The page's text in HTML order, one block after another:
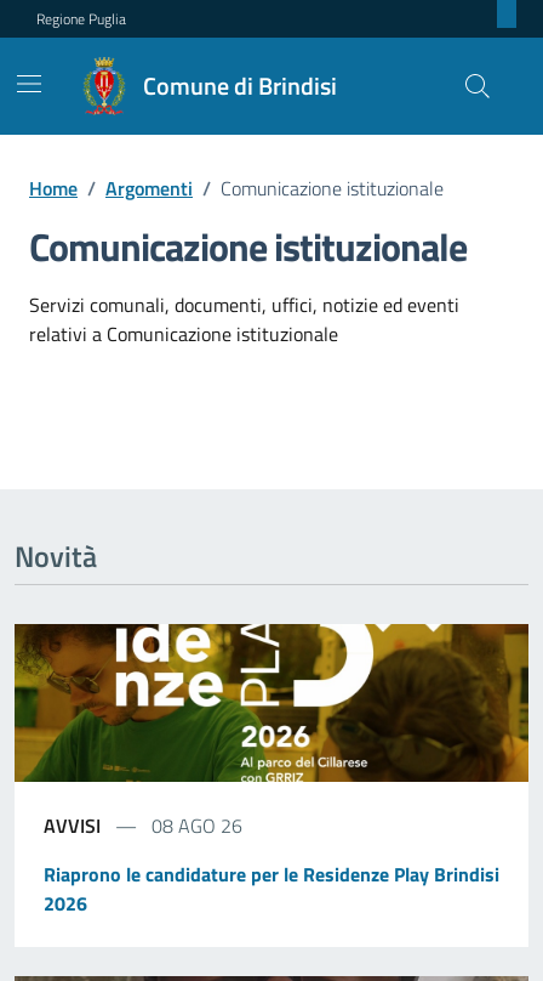
Regione Puglia
Comune di Brindisi
Home / Argomenti / Comunicazione istituzionale
Comunicazione istituzionale
Dettagli dell'argomento
Servizi comunali, documenti, uffici, notizie ed eventi
relativi a Comunicazione istituzionale
Novità
AVVISI
08 AGO 26
Riaprono le candidature per le Residenze Play Brindisi
2026